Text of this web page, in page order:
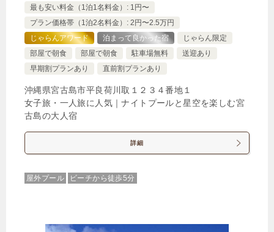
スタンダードダブル
1泊大人1名
じゃらんで確認する
【早期割60】じゃらん限定20%OFF◆60日前までの
最も安い料金（1泊1名料金）: 1円〜
プラン価格帯（1泊2名料金）: 2円〜2.5万円
じゃらんアワード
泊まって良かった宿
じゃらん限定
部屋で朝食
部屋で朝食 駐車場無料
送迎あり
早期割プランあり
直前割プランあり
沖縄県宮古島市平良荷川取１２３４番地１
女子旅・一人旅に人気｜ナイトプールと星空を楽しむ宮
古島の大人宿
詳細
屋外プール ビーチから徒歩5分